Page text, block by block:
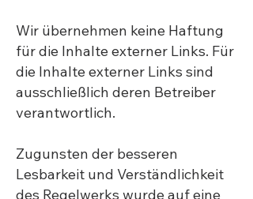
Wir übernehmen keine Haftung
für die Inhalte externer Links. Für
die Inhalte externer Links sind
ausschließlich deren Betreiber
verantwortlich.
Zugunsten der besseren
Lesbarkeit und Verständlichkeit
des Regelwerks wurde auf eine